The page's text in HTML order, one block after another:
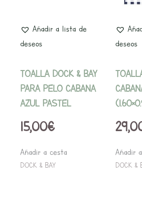
Añadir a lista de
deseos
TOALLA DOCK & BAY
PARA PELO CABANA
AZUL PASTEL
15,00€
Añadir a cesta
DOCK & BAY
deseos
Añadir
DOCK &